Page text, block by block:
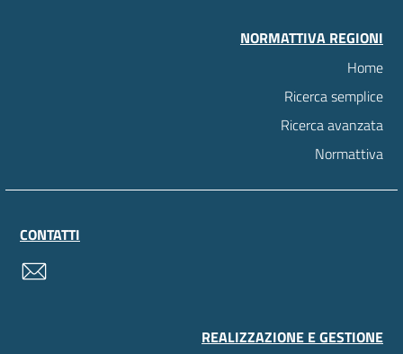
NORMATTIVA REGIONI
Home
Ricerca semplice
Ricerca avanzata
Normattiva
CONTATTI
REALIZZAZIONE E GESTIONE